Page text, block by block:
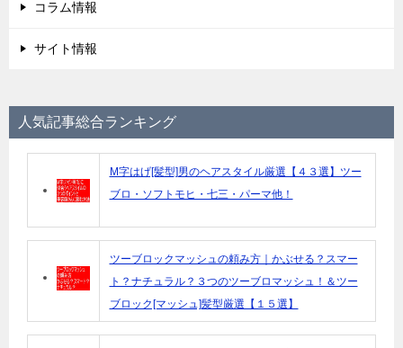
コラム情報
サイト情報
人気記事総合ランキング
M字はげ[髪型]男のヘアスタイル厳選【４３選】ツー
ブロ・ソフトモヒ・七三・パーマ他！
ツーブロックマッシュの頼み方｜かぶせる？スマー
ト？ナチュラル？３つのツーブロマッシュ！＆ツー
ブロック[マッシュ]髪型厳選【１５選】